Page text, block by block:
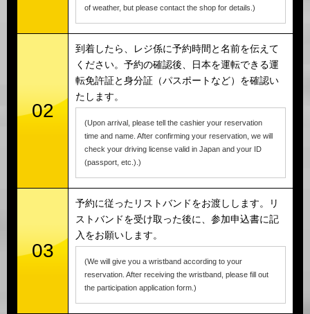
of weather, but please contact the shop for details.)
02
到着したら、レジ係に予約時間と名前を伝えて
ください。予約の確認後、日本を運転できる運
転免許証と身分証（パスポートなど）を確認い
たします。
(Upon arrival, please tell the cashier your reservation
time and name. After confirming your reservation, we will
check your driving license valid in Japan and your ID
(passport, etc.).)
03
予約に従ったリストバンドをお渡しします。リ
ストバンドを受け取った後に、参加申込書に記
入をお願いします。
(We will give you a wristband according to your
reservation. After receiving the wristband, please fill out
the participation application form.)